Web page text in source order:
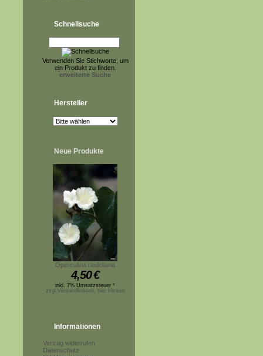
Schnellsuche
Verwenden Sie Stichworte, um
ein Produkt zu finden.
erweiterte Suche
Hersteller
Neue Produkte
Operculina riedeliana
4,50€
inkl. 7% Umsatzsteuer *
zzgl.Versandkosten, hier klicken
Informationen
Vertrag widerrufen
Datenschutz